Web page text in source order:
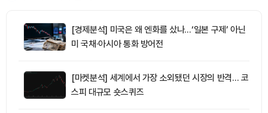
[경제분석] 미국은 왜 엔화를 샀나…‘일본 구제’ 아닌
미 국채·아시아 통화 방어전
[마켓분석] 세계에서 가장 소외됐던 시장의 반격… 코
스피 대규모 숏스퀴즈